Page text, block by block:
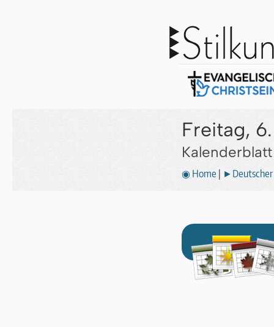
Freitag,
◉ Home ►Deutscher